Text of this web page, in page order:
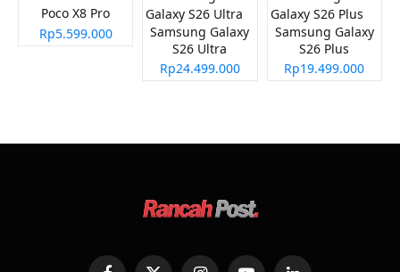
Poco X8 Pro
Rp5.599.000
Samsung Galaxy
S26 Ultra
Rp24.499.000
Samsung Galaxy
S26 Plus
Rp19.499.000